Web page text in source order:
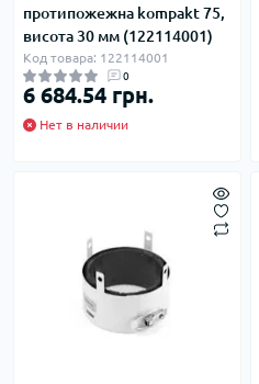
протипожежна kompakt 75,
висота 30 мм (122114001)
Код товара: 122114001
0
6 684.54 грн.
Нет в наличии